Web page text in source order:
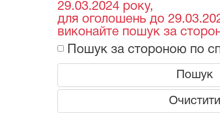
29.03.2024 року,
для оголошень до
виконайте пошук за
Пошук за стороною по
Пошук
Очистити